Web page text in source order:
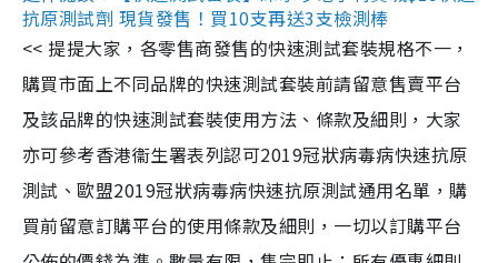
抗原測試劑 現貨發售！買10支再送3支檢測棒
<< 提提大家，各零售商發售的快速測試套裝規格不一，
購買市面上不同品牌的快速測試套裝前請留意售賣平台
及該品牌的快速測試套裝使用方法、條款及細則，大家
亦可參考香港衞生署表列認可2019冠狀病毒病快速抗原
測試、歐盟2019冠狀病毒病快速抗原測試通用名單，購
買前留意訂購平台的使用條款及細則，一切以訂購平台